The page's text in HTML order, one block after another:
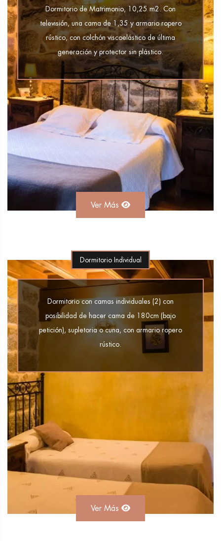
Dormitorio de Matrimonio, 10,25 m2. Con
televisión, una cama de 1,35 y armario ropero
rústico, con colchón viscoelástico de última
generación y protector sin plástico.
Ver Más
Dormitorio Individual
Dormitorio con camas individuales (2) con
posibilidad de hacer cama de 180cm (bajo
petición), supletoria o cuna, con armario ropero
rústico.
Ver Más